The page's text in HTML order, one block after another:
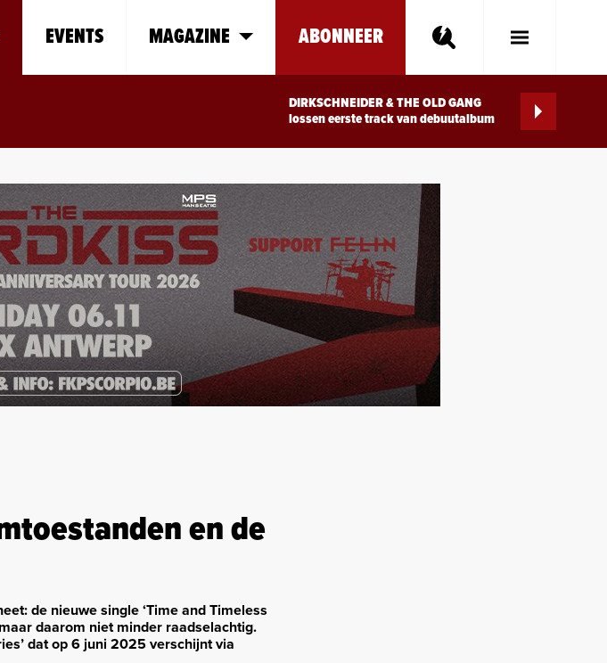
EVENTS MAGAZINE ABONNEER
Toggle
DIRKSCHNEIDER & THE OLD GANG
lossen eerste track van debuutalbum
en de
de nieuwe single ‘Time and Timeless
daarom niet minder raadselachtig.
dat op 6 juni 2025 verschijnt via